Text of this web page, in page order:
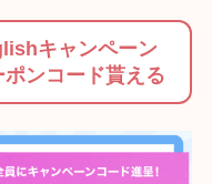
キャンペーン
ポンコード貰える